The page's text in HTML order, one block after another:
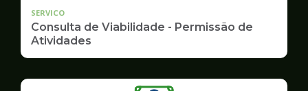
SERVICO
Consulta de Viabilidade - Permissão de
Atividades